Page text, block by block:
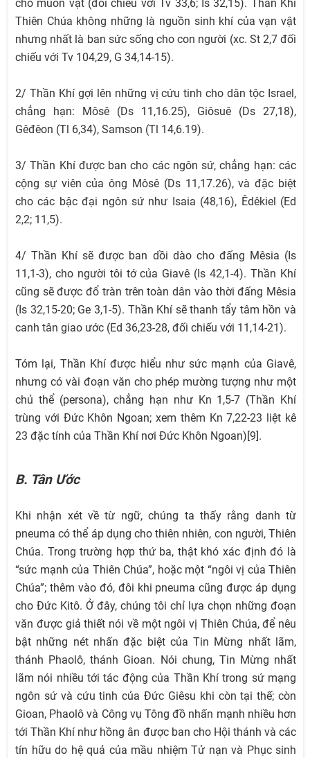
cho muôn vật (đối chiếu với Tv 33,6; Is 32,15). Thần Khí
Thiên Chúa không những là nguồn sinh khí của vạn vật
nhưng nhất là ban sức sống cho con người (xc. St 2,7 đối
chiếu với Tv 104,29, G 34,14-15).
2/ Thần Khí gợi lên những vị cứu tinh cho dân tộc Israel,
chẳng hạn: Môsê (Ds 11,16.25), Giôsuê (Ds 27,18),
Gêđêon (Tl 6,34), Samson (Tl 14,6.19).
3/ Thần Khí được ban cho các ngôn sứ, chẳng hạn: các
cộng sự viên của ông Môsê (Ds 11,17.26), và đặc biệt
cho các bậc đại ngôn sứ như Isaia (48,16), Êdêkiel (Ed
2,2; 11,5).
4/ Thần Khí sẽ được ban dồi dào cho đấng Mêsia (Is
11,1-3), cho người tôi tớ của Giavê (Is 42,1-4). Thần Khí
cũng sẽ được đổ tràn trên toàn dân vào thời đấng Mêsia
(Is 32,15-20; Ge 3,1-5). Thần Khí sẽ thanh tẩy tâm hồn và
canh tân giao ước (Ed 36,23-28, đối chiếu với 11,14-21).
Tóm lại, Thần Khí được hiểu như sức mạnh của Giavê,
nhưng có vài đoạn văn cho phép mường tượng như một
chủ thể (persona), chẳng hạn như Kn 1,5-7 (Thần Khí
trùng với Đức Khôn Ngoan; xem thêm Kn 7,22-23 liệt kê
23 đặc tính của Thần Khí nơi Đức Khôn Ngoan)[9].
B. Tân Ước
Khi nhận xét về từ ngữ, chúng ta thấy rằng danh từ
pneuma có thể áp dụng cho thiên nhiên, con người, Thiên
Chúa. Trong trường hợp thứ ba, thật khó xác định đó là
“sức mạnh của Thiên Chúa”, hoặc một “ngôi vị của Thiên
Chúa”; thêm vào đó, đôi khi pneuma cũng được áp dụng
cho Đức Kitô. Ở đây, chúng tôi chỉ lựa chọn những đoạn
văn được giả thiết nói về một ngôi vị Thiên Chúa, để nêu
bật những nét nhấn đặc biệt của Tin Mừng nhất lãm,
thánh Phaolô, thánh Gioan. Nói chung, Tin Mừng nhất
lãm nói nhiều tới tác động của Thần Khí trong sứ mạng
ngôn sứ và cứu tinh của Đức Giêsu khi còn tại thế; còn
Gioan, Phaolô và Công vụ Tông đồ nhấn mạnh nhiều hơn
tới Thần Khí như hồng ân được ban cho Hội thánh và các
tín hữu do hệ quả của mầu nhiệm Tử nạn và Phục sinh